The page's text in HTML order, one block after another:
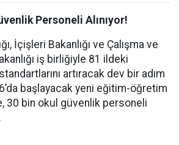
Personeli Alınıyor!
İçişleri Bakanlığı ve Çalışma ve
iş birliğiyle 81 ildeki
artıracak dev bir adım
başlayacak yeni eğitim-öğretim
30 bin okul güvenlik personeli